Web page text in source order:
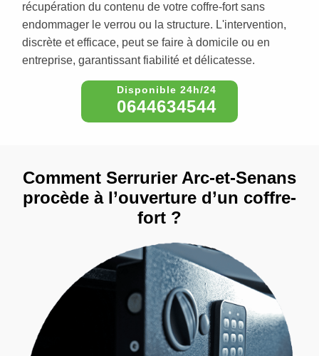
récupération du contenu de votre coffre-fort sans
endommager le verrou ou la structure. L'intervention,
discrète et efficace, peut se faire à domicile ou en
entreprise, garantissant fiabilité et délicatesse.
0644634544
Comment Serrurier Arc-et-Senans
procède à l’ouverture d’un coffre-
fort ?